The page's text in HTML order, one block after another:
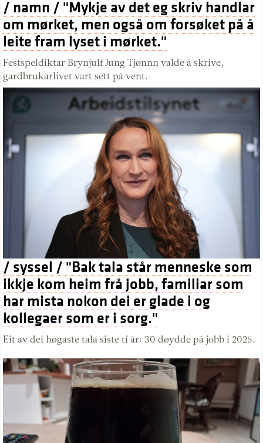
/ namn / "Mykje av det eg skriv handlar
om mørket, men også om forsøket på å
leite fram lyset i mørket."
Festspeldiktar Brynjulf Jung Tjønnn valde å skrive,
gardbrukarlivet vart sett på vent.
/ syssel / "Bak tala står menneske som
ikkje kom heim frå jobb, familiar som
har mista nokon dei er glade i og
kollegaer som er i sorg."
Eit av dei høgaste tala siste ti år: 30 døydde på jobb i 2025.